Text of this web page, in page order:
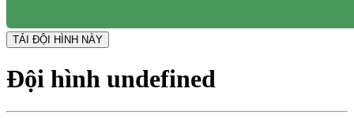
TẢI ĐỘI HÌNH NÀY
Đội hình undefined